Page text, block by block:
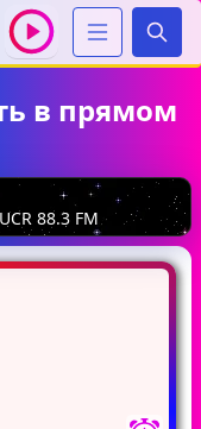
в прямом
88.3 FM